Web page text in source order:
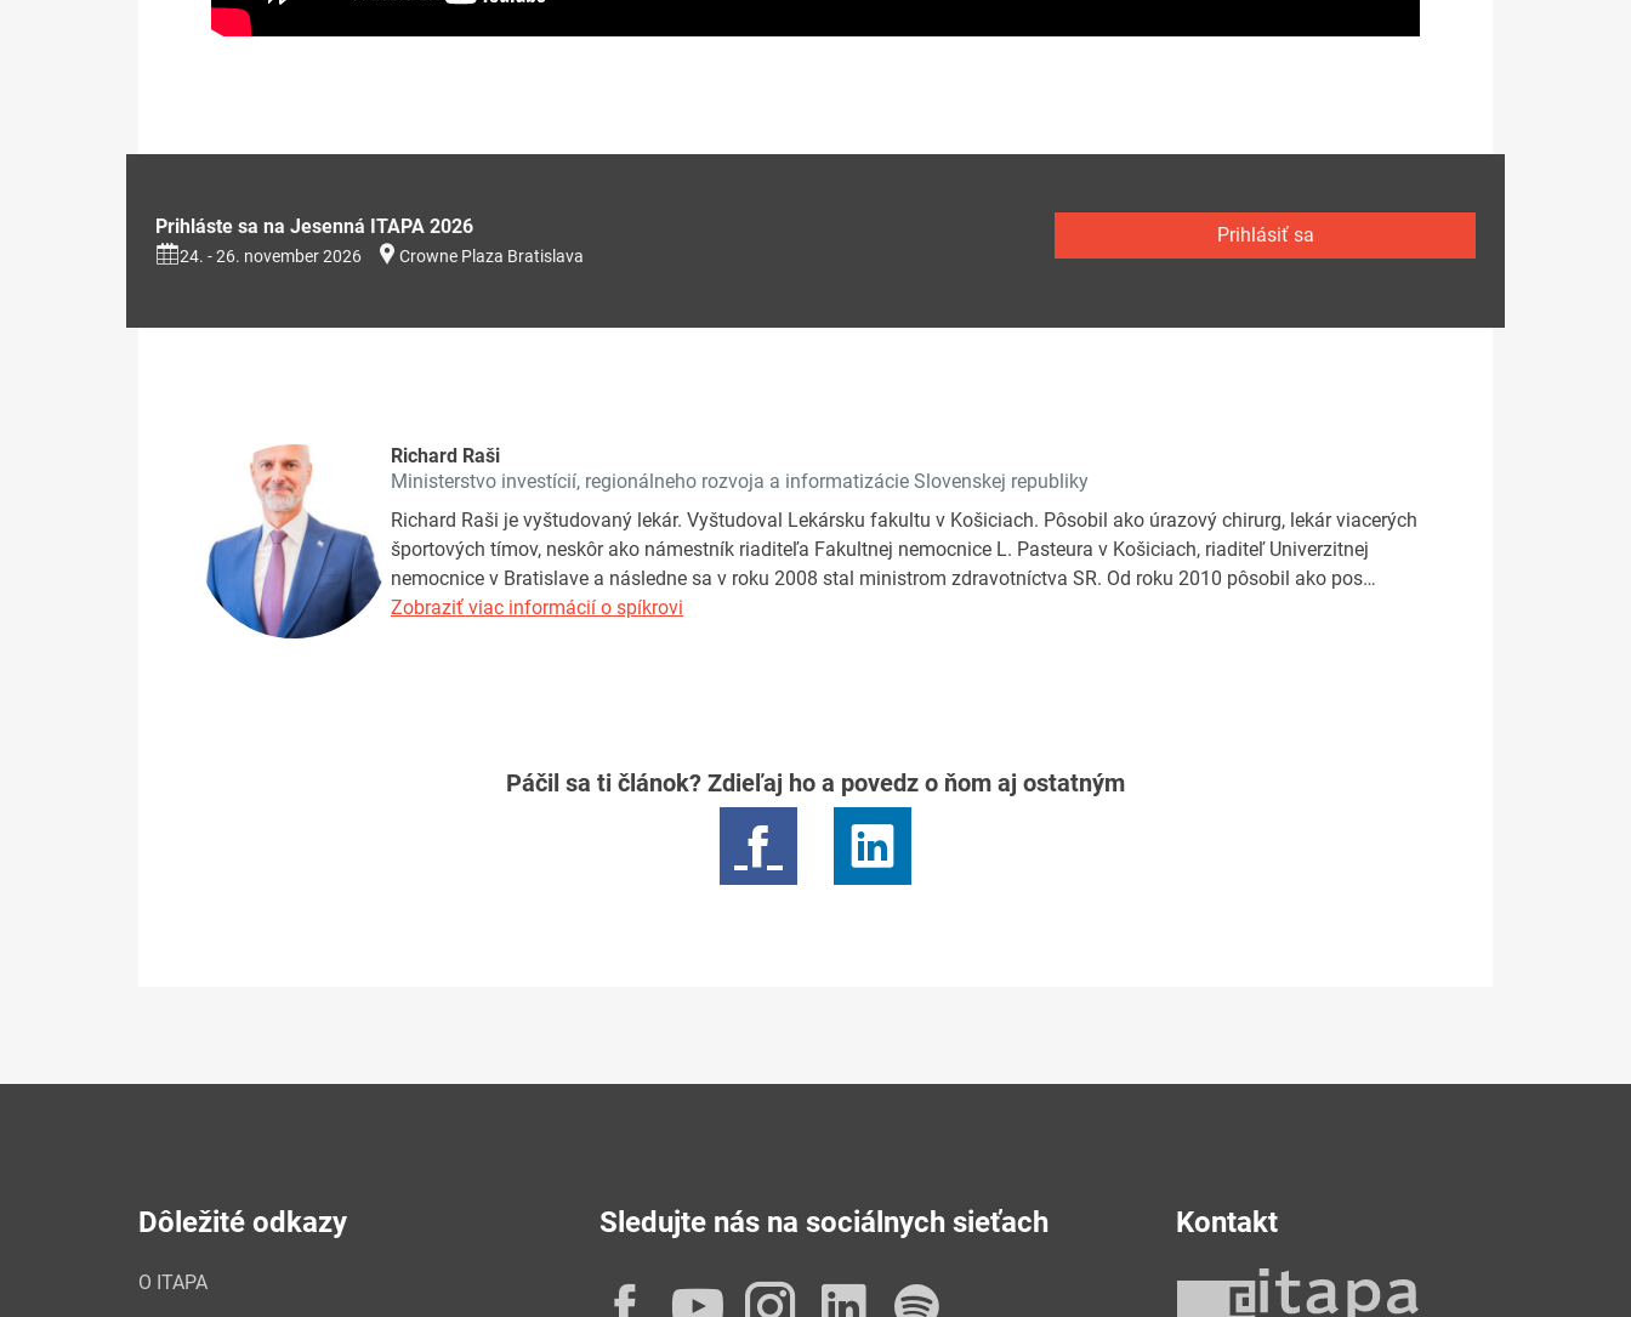
Prihláste sa na Jesenná ITAPA 2026
24. - 26. november 2026 Crowne Plaza Bratislava
Prihlásiť sa
Richard Raši
Ministerstvo investícií, regionálneho rozvoja a informatizácie Slovenskej republiky
Richard Raši je vyštudovaný lekár. Vyštudoval Lekársku fakultu v Košiciach. Pôsobil ako úrazový chirurg, lekár viacerých
športových tímov, neskôr ako námestník riaditeľa Fakultnej nemocnice L. Pasteura v Košiciach, riaditeľ Univerzitnej
nemocnice v Bratislave a následne sa v roku 2008 stal ministrom zdravotníctva SR. Od roku 2010 pôsobil ako pos…
Zobraziť viac informácií o spíkrovi
Páčil sa ti článok? Zdieľaj ho a povedz o ňom aj ostatným
Dôležité odkazy
O ITAPA
Sledujte nás na sociálnych sieťach Kontakt